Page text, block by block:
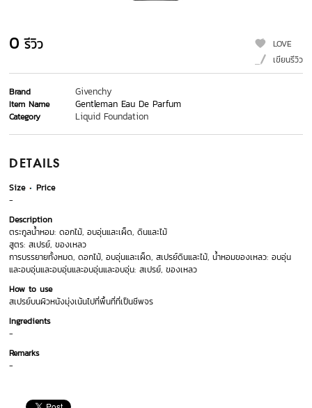
0 รีวิว
LOVE
เขียนรีวิว
Brand Givenchy
Item Name Gentleman Eau De Parfum
Category Liquid Foundation
DETAILS
Size
Price
-
Description
ตระกูลน้ำหอม: ดอกไม้, อบอุ่นและเผ็ด, ดินและไม้
สูตร: สเปรย์, ของเหลว
การบรรยายทั้งหมด, ดอกไม้, อบอุ่นและเผ็ด, สเปรย์ดินและไม้, น้ำหอมของเหลว: อบอุ่น
และอบอุ่นและอบอุ่นและอบอุ่นและอบอุ่น: สเปรย์, ของเหลว
How to use
สเปรย์บนผิวหนังมุ่งเน้นไปที่พื้นที่ที่เป็นชีพจร
Ingredients
-
Remarks
-